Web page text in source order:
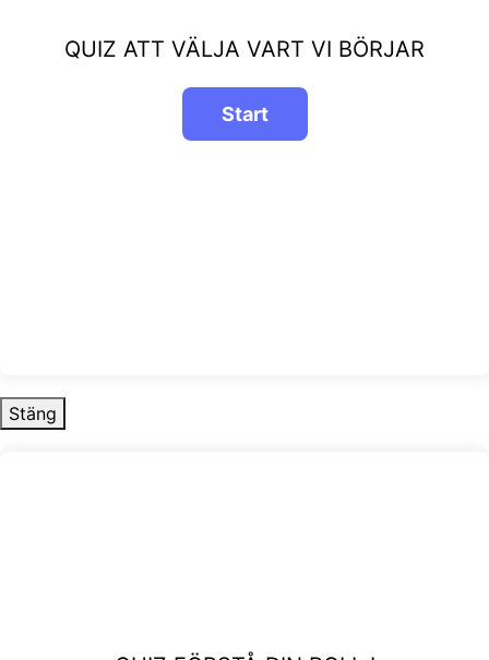
QUIZ ATT VÄLJA VART VI BÖRJAR
Stäng